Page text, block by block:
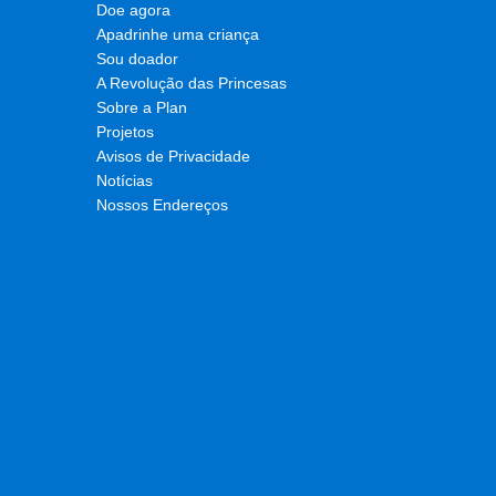
Convocamos as autoridades ucranianas, os países de
princípio humanitário da humanidade e a rejeitarem qualquer
Stephen Omollo, Diretor Global da Plan International
Doe agora
Apadrinhe uma criança
Sou doador
A Revolução das Princesas
Sobre a Plan
Projetos
Avisos de Privacidade
Notícias
Nossos Endereços